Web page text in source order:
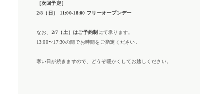
［次回予定］
2/8（日） 11:00-18:00 フリーオープンデー
なお、 2/7（土）はご予約制 にて承ります。
13:00〜17:30の間でお時間をご指定ください。
寒い日が続きますので、どうぞ暖かくしてお越しください。